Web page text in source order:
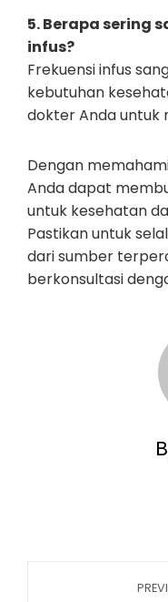
5. Berapa sering
infus?
Frekuensi infus
kebutuhan
dokter Anda untuk
Dengan
Anda dapat
untuk kesehatan
Pastikan untuk
dari sumber
berkonsultasi